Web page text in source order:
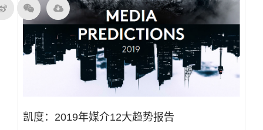
凯度：2019年媒介12大趋势报告